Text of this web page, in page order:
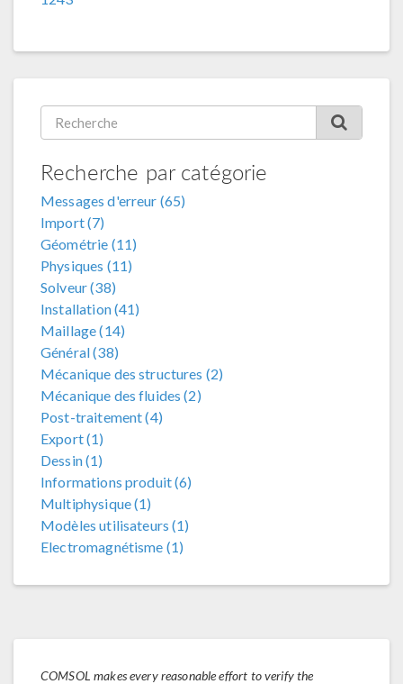
Recherche par catégorie
Messages d'erreur (65)
Import (7)
Géométrie (11)
Physiques (11)
Solveur (38)
Installation (41)
Maillage (14)
Général (38)
Mécanique des structures (2)
Mécanique des fluides (2)
Post-traitement (4)
Export (1)
Dessin (1)
Informations produit (6)
Multiphysique (1)
Modèles utilisateurs (1)
Electromagnétisme (1)
COMSOL makes every reasonable effort to verify the